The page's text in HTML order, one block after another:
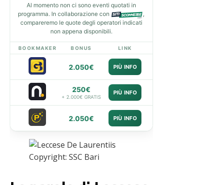
Al momento non ci sono eventi quotati in
programma. In collaborazione con
,
compareremo le quote degli operatori indicati
non appena disponibili.
BOOKMAKER BONUS LINK
2.050€ PIÙ INFO
250€
+ 2.000€ GRATIS
PIÙ INFO
2.050€ PIÙ INFO
Copyright: SSC Bari